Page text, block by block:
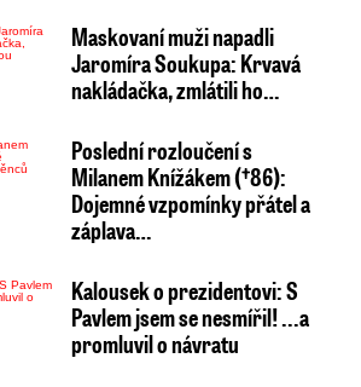
Maskovaní muži napadli
Jaromíra Soukupa: Krvavá
nakládačka, zmlátili ho…
Poslední rozloučení s
Milanem Knížákem (†86):
Dojemné vzpomínky přátel a
záplava…
Kalousek o prezidentovi: S
Pavlem jsem se nesmířil! ...a
promluvil o návratu